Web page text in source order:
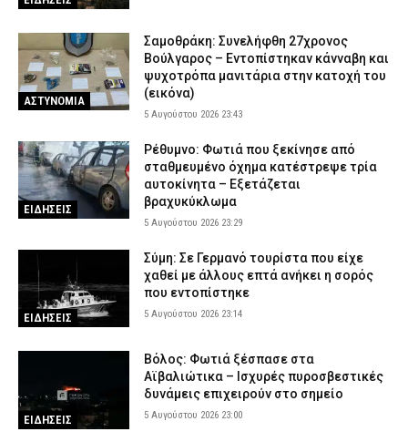
Σοκαριστικό βίντεο: Η στιγμή που η φωτιά εισβάλλει στο Πόρτο
Γερμενό και κατακαίει τα πάντα
ΕΙΔΗΣΕΙΣ 5 Αυγούστου 2026 17:18
Πολύ υψηλός κίνδυνος πυρκαγιάς την Πέμπτη – Σε Red Code
Αττική, Βοιωτία και Εύβοια
ΕΙΔΗΣΕΙΣ 5 Αυγούστου 2026 17:07
Μπορεί ένα αυτοκίνητο να ξεπεράσει τα 300.000 χιλιόμετρα; –
Τι καθορίζει πραγματικά τη διάρκεια ζωής του
AUTO MOTO 5 Αυγούστου 2026 16:59
ΑΣΤΥΝΟΜΙΑ
Σαμοθράκη: Συνελήφθη 27χρονος
Βούλγαρος – Εντοπίστηκαν κάνναβη και
ψυχοτρόπα μανιτάρια στην κατοχή του
(εικόνα)
5 Αυγούστου 2026 23:43
ΕΙΔΗΣΕΙΣ
Ρέθυμνο: Φωτιά που ξεκίνησε από
σταθμευμένο όχημα κατέστρεψε τρία
αυτοκίνητα – Εξετάζεται
βραχυκύκλωμα
5 Αυγούστου 2026 23:29
ΕΙΔΗΣΕΙΣ
Σύμη: Σε Γερμανό τουρίστα που είχε
χαθεί με άλλους επτά ανήκει η σορός
που εντοπίστηκε
5 Αυγούστου 2026 23:14
ΕΙΔΗΣΕΙΣ
Βόλος: Φωτιά ξέσπασε στα
Αϊβαλιώτικα – Ισχυρές πυροσβεστικές
δυνάμεις επιχειρούν στο σημείο
5 Αυγούστου 2026 23:00